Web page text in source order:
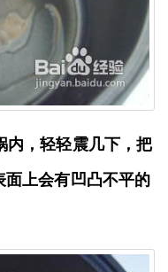
内，轻轻震几下，把
上会有凹凸不平的